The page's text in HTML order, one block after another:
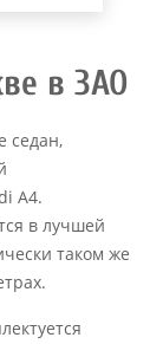
в ЗАО
седан,
A4.
в лучшей
таком же